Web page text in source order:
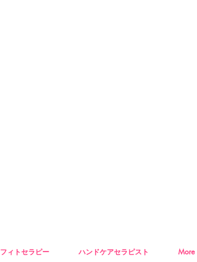
フィトセラピー ハンドケアセラピスト More